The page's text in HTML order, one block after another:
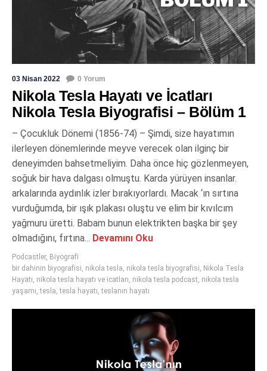
03 Nisan 2022 0 Yorum
Nikola Tesla Hayatı ve İcatları
Nikola Tesla Biyografisi – Bölüm 1
– Çocukluk Dönemi (1856-74) – Şimdi, size hayatımın
ilerleyen dönemlerinde meyve verecek olan ilginç bir
deneyimden bahsetmeliyim. Daha önce hiç gözlenmeyen,
soğuk bir hava dalgası olmuştu. Karda yürüyen insanlar.
arkalarında aydınlık izler bırakıyorlardı. Macak ‘ın sırtına
vurduğumda, bir ışık plakası oluştu ve elim bir kıvılcım
yağmuru üretti. Babam bunun elektrikten başka bir şey
olmadığını, fırtına... Devamını Oku
Podcastler, Biyografi
bir dahinin biyografisi, nikola tesla, nikola tesla biyografisi, Nikola Tesla
Hayatı, nikola tesla hayatı ve icatları, nikola tesla podcast, nikola tesla
yaşamı,tesla,tesla hayatı,teslanın hayatı